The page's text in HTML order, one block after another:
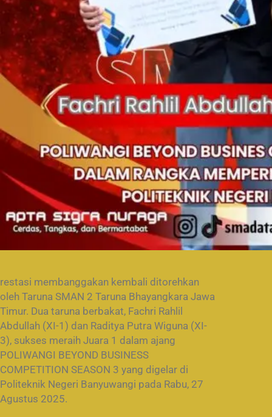
restasi membanggakan kembali ditorehkan
oleh Taruna SMAN 2 Taruna Bhayangkara Jawa
Timur. Dua taruna berbakat, Fachri Rahlil
Abdullah (XI-1) dan Raditya Putra Wiguna (XI-
3), sukses meraih Juara 1 dalam ajang
POLIWANGI BEYOND BUSINESS
COMPETITION SEASON 3 yang digelar di
Politeknik Negeri Banyuwangi pada Rabu, 27
Agustus 2025.